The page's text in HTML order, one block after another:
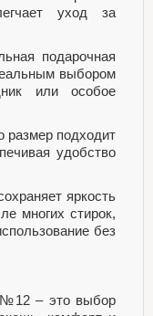
уход за
подарочная
выбором
или особое
размер подходит
удобство
яркость
многих стирок,
без
№12 – это выбор